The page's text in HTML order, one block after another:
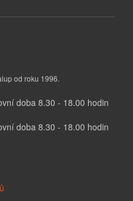
od roku 1996.
doba 8.30 - 18.00 hodin
doba 8.30 - 18.00 hodin